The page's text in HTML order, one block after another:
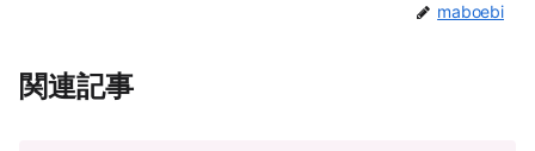
maboebi
関連記事